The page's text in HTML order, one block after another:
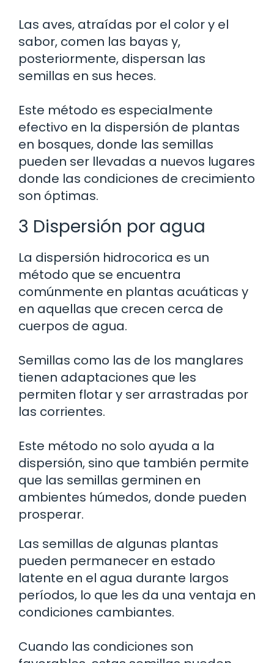
Las aves, atraídas por el color y el
sabor, comen las bayas y,
posteriormente, dispersan las
semillas en sus heces.
Este método es especialmente
efectivo en la dispersión de plantas
en bosques, donde las semillas
pueden ser llevadas a nuevos lugares
donde las condiciones de crecimiento
son óptimas.
3 Dispersión por agua
La dispersión hidrocorica es un
método que se encuentra
comúnmente en plantas acuáticas y
en aquellas que crecen cerca de
cuerpos de agua.
Semillas como las de los manglares
tienen adaptaciones que les
permiten flotar y ser arrastradas por
las corrientes.
Este método no solo ayuda a la
dispersión, sino que también permite
que las semillas germinen en
ambientes húmedos, donde pueden
prosperar.
Las semillas de algunas plantas
pueden permanecer en estado
latente en el agua durante largos
períodos, lo que les da una ventaja en
condiciones cambiantes.
Cuando las condiciones son